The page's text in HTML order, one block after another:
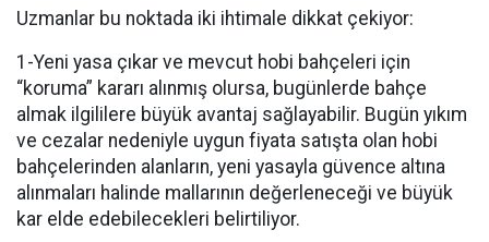
Uzmanlar bu noktada iki ihtimale dikkat çekiyor:
1-Yeni yasa çıkar ve mevcut hobi bahçeleri için
“koruma” kararı alınmış olursa, bugünlerde bahçe
almak ilgililere büyük avantaj sağlayabilir. Bugün yıkım
ve cezalar nedeniyle uygun fiyata satışta olan hobi
bahçelerinden alanların, yeni yasayla güvence altına
alınmaları halinde mallarının değerleneceği ve büyük
kar elde edebilecekleri belirtiliyor.